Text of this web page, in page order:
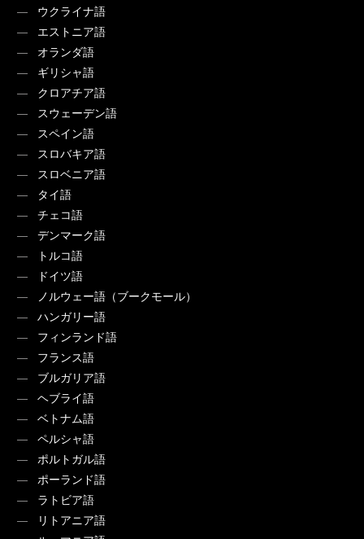
ウクライナ語
エストニア語
オランダ語
ギリシャ語
クロアチア語
スウェーデン語
スペイン語
スロバキア語
スロベニア語
タイ語
チェコ語
デンマーク語
トルコ語
ドイツ語
ノルウェー語（ブークモール）
ハンガリー語
フィンランド語
フランス語
ブルガリア語
ヘブライ語
ベトナム語
ペルシャ語
ポルトガル語
ポーランド語
ラトビア語
リトアニア語